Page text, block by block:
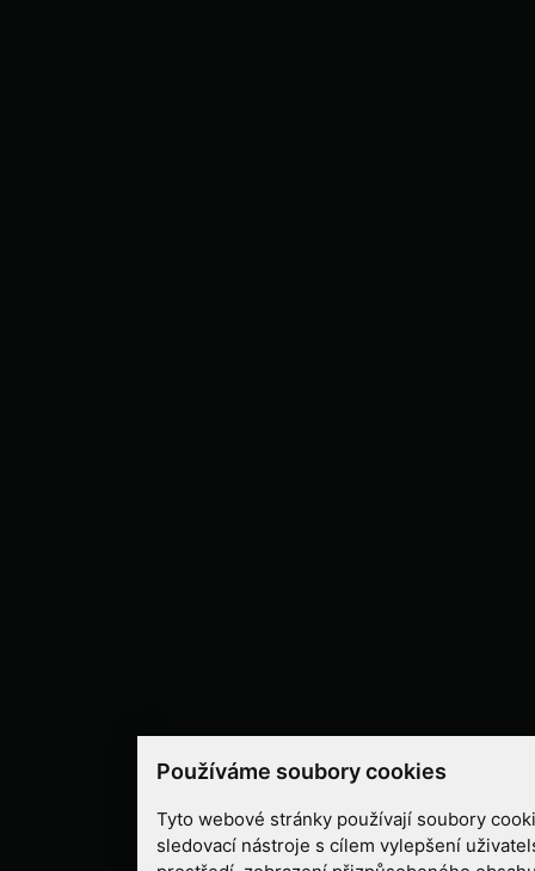
Používáme soubory cookies
Tyto webové stránky používají soubory
sledovací nástroje s cílem vylepšení